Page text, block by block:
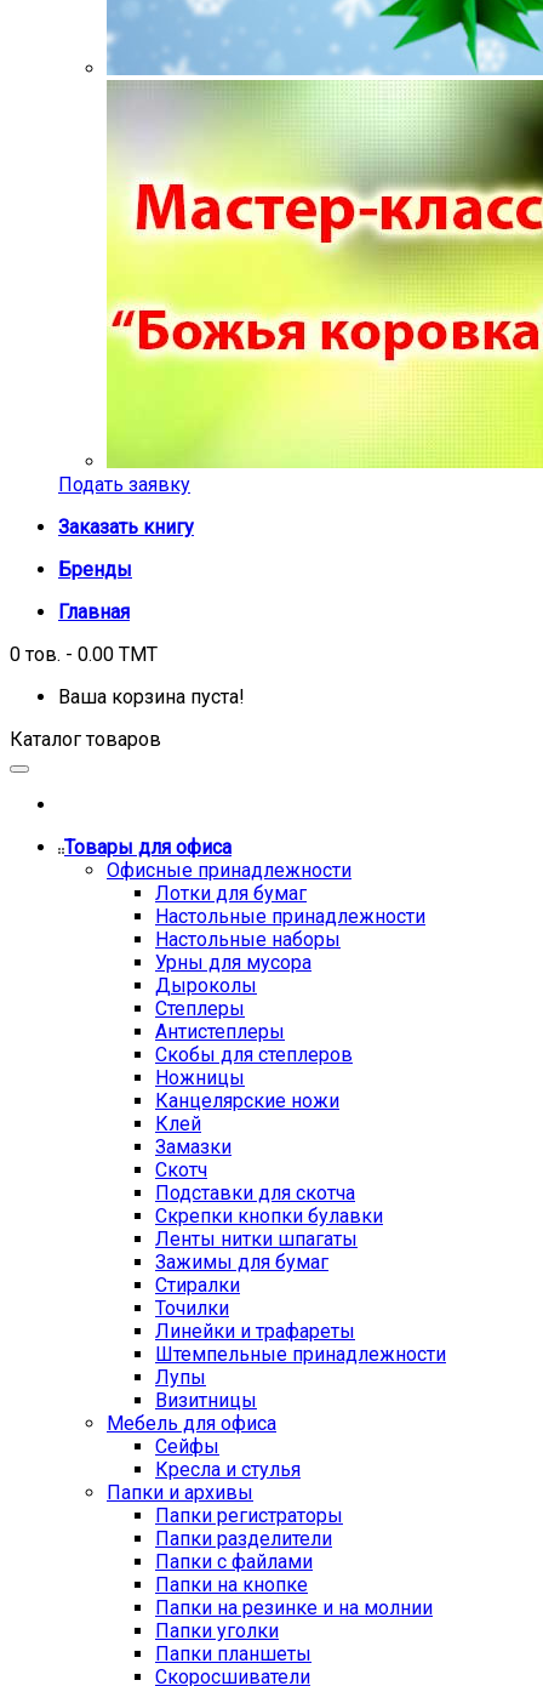
Подать заявку
Заказать книгу
Бренды
Главная
0 тов. - 0.00 TMT
Ваша корзина пуста!
Каталог товаров
Товары для офиса
Офисные принадлежности
Лотки для бумаг
Настольные принадлежности
Настольные наборы
Урны для мусора
Дыроколы
Степлеры
Антистеплеры
Скобы для степлеров
Ножницы
Канцелярские ножи
Клей
Замазки
Скотч
Подставки для скотча
Скрепки кнопки булавки
Ленты нитки шпагаты
Зажимы для бумаг
Стиралки
Точилки
Линейки и трафареты
Штемпельные принадлежности
Лупы
Визитницы
Мебель для офиса
Сейфы
Кресла и стулья
Папки и архивы
Папки регистраторы
Папки разделители
Папки с файлами
Папки на кнопке
Папки на резинке и на молнии
Папки уголки
Папки планшеты
Скоросшиватели